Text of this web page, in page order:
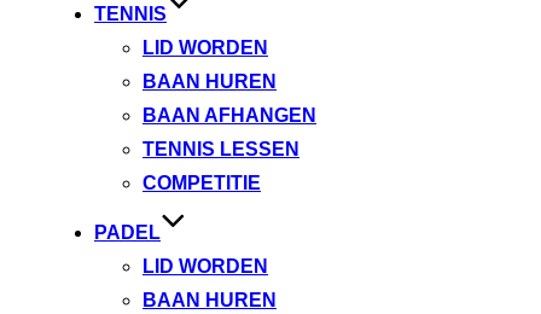
TENNIS
LID WORDEN
BAAN HUREN
BAAN AFHANGEN
TENNIS LESSEN
COMPETITIE
PADEL
LID WORDEN
BAAN HUREN